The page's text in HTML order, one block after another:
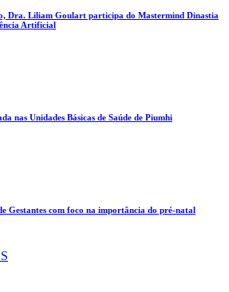
Dra. Liliam Goulart participa do Mastermind Dinastia
Artificial
nas Unidades Básicas de Saúde de Piumhi
Gestantes com foco na importância do pré-natal